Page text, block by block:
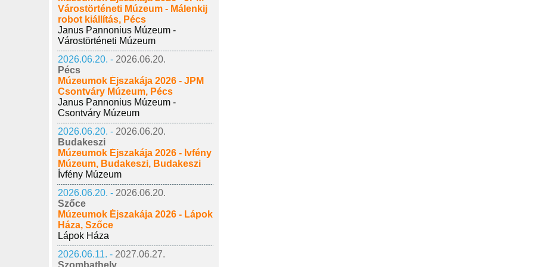
Várostörténeti Múzeum - Málenkij
robot kiállítás, Pécs
Janus Pannonius Múzeum -
Várostörténeti Múzeum
2026.06.20. - 2026.06.20.
Pécs
Múzeumok Éjszakája 2026 - JPM
Csontváry Múzeum, Pécs
Janus Pannonius Múzeum -
Csontváry Múzeum
2026.06.20. - 2026.06.20.
Budakeszi
Múzeumok Éjszakája 2026 - Ívfény
Múzeum, Budakeszi, Budakeszi
Ívfény Múzeum
2026.06.20. - 2026.06.20.
Szőce
Múzeumok Éjszakája 2026 - Lápok
Háza, Szőce
Lápok Háza
2026.06.11. - 2027.06.27.
Szombathely